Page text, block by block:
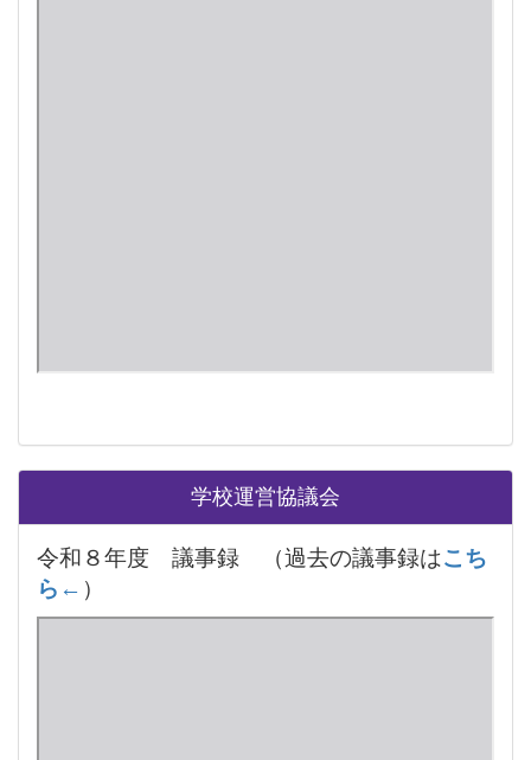
学校運営協議会
令和８年度 議事録 （過去の議事録はこち
ら← ）